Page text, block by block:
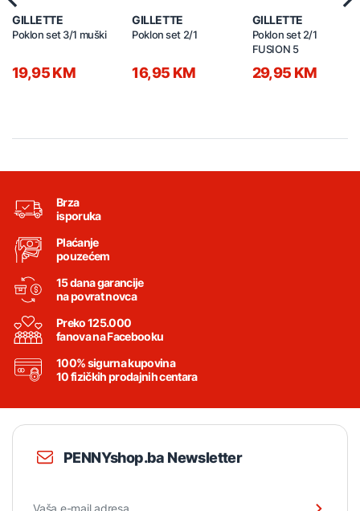
GILLETTE
Poklon set 3/1 muški
19,95 KM
GILLETTE
Poklon set 2/1
16,95 KM
GILLETTE
Poklon set 2/1
FUSION 5
29,95 KM
Previous
Brza
isporuka
Plaćanje
pouzećem
15 dana garancije
na povrat novca
Preko 125.000
fanova na Facebooku
100% sigurna kupovina
10 fizičkih prodajnih centara
PENNYshop.ba Newsletter